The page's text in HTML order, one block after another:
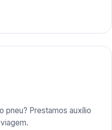
pneu? Prestamos auxílio